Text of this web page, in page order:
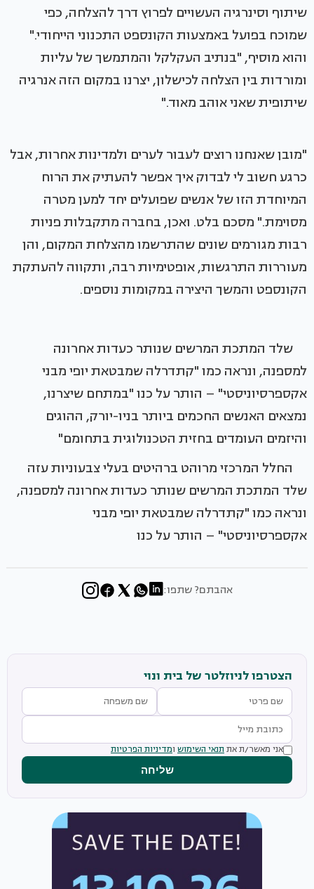
שיתוף וסינרגיה העשויים לפרוץ דרך להצלחה, כפי
שמוכח בפועל באמצעות הקונספט התכנוני הייחודי."
והוא מוסיף, "בנתיב העקלקל והמתמשך של עליות
ומורדות בין הצלחה לכישלון, יצרנו במקום הזה אנרגיה
שיתופית שאני אוהב מאוד."
"מובן שאנחנו רוצים לעבור לערים ולמדינות אחרות, אבל
כרגע חשוב לי לבדוק איך אפשר להעתיק את הרוח
המיוחדת הזו של אנשים שפועלים יחד למען מטרה
מסוימת." מסכם בלט. ואכן, בחברה מתקבלות פניות
רבות מגורמים שונים שהתרשמו מהצלחת המקום, והן
מעוררות התרגשות, אופטימיות רבה, ותקווה להעתקת
הקונספט והמשך היצירה במקומות נוספים.
שלד המתכת המרשים שנותר כעדות אחרונה
למספנה, ונראה כמו "קתדרלה שמבטאת יופי מבני
אקספרסיוניסטי" – הותר על כנו "במתחם שיצרנו,
נמצאים האנשים החכמים ביותר בניו-יורק, ההוגים
והיזמים העומדים בחזית הטכנולוגית בתחומם"
החלל המרכזי מרוהט ברהיטים בעלי צבעוניות עזה
שלד המתכת המרשים שנותר כעדות אחרונה למספנה,
ונראה כמו "קתדרלה שמבטאת יופי מבני
אקספרסיוניסטי" – הותר על כנו
אהבתם? שתפו:
הצטרפו לניוזלטר של בית ונוי
אני מאשר/ת את תנאי השימוש ומדיניות הפרטיות
שליחה